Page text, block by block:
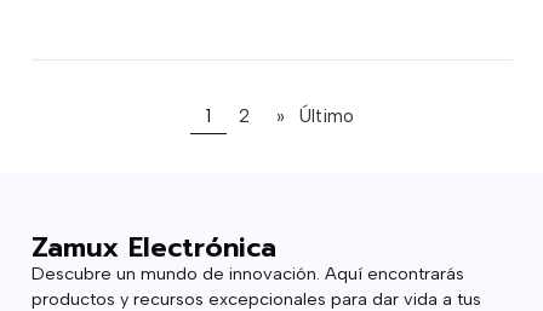
1 2 » Último
Zamux Electrónica
Descubre un mundo de innovación. Aquí encontrarás
productos y recursos excepcionales para dar vida a tus